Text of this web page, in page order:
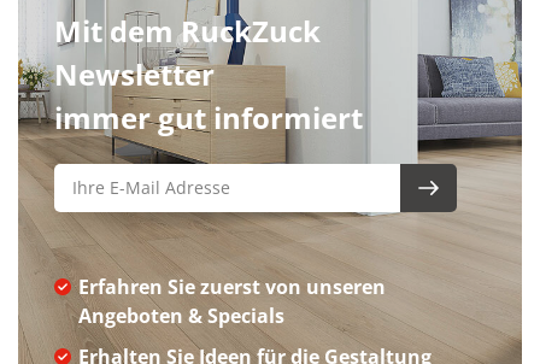
Mit dem RuckZuck
Newsletter
immer gut informiert
Erfahren Sie zuerst von unseren
Angeboten & Specials
Erhalten Sie Ideen für die Gestaltung